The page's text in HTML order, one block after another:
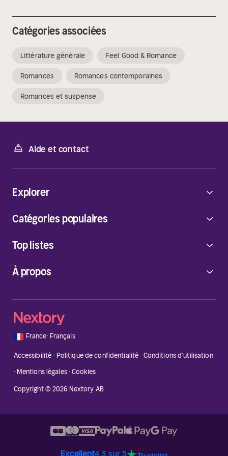
Catégories associées
Littérature générale Feel Good & Romance
Romances Romances contemporaines
Romances et suspense
Aide et contact
À propos
Explorer
Catégories populaires
Top listes
🇫🇷 France· Français
Accessibilité · Politique de confidentialité · Conditions d'utilisation
·Mentions légales·Cookies
Copyright © 2026 Nextory AB
Excellent4.3 sur 5